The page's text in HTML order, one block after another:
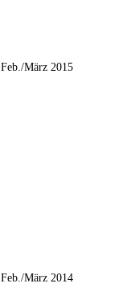
Feb./März 2015
Feb./März 2014